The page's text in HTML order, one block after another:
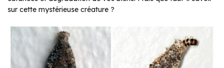
sur cette mystérieuse créature ?